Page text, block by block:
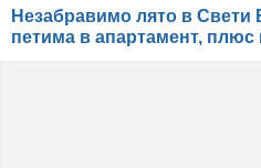
Незабравимо лято в Свети
петима в апартамент, плюс